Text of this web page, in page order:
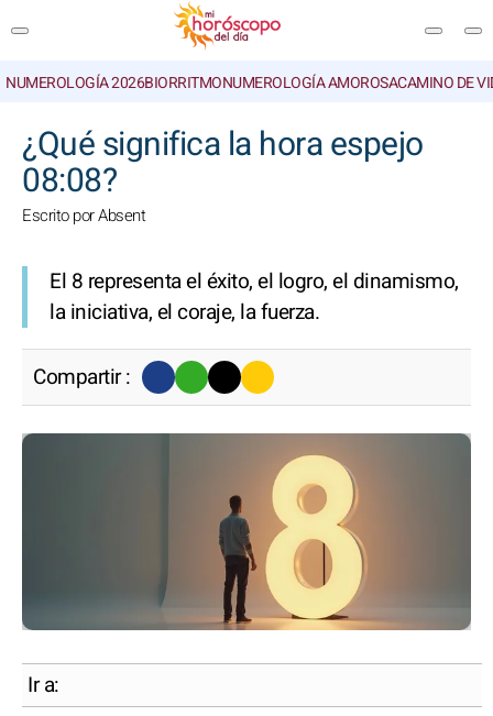
NUMEROLOGÍA 2026BIORRITMONUMEROLOGÍA AMOROSACAMINO DE
¿Qué significa la hora espejo
08:08?
Escrito por Absent
El 8 representa el éxito, el logro, el dinamismo,
la iniciativa, el coraje, la fuerza.
Compartir :
Ir a: